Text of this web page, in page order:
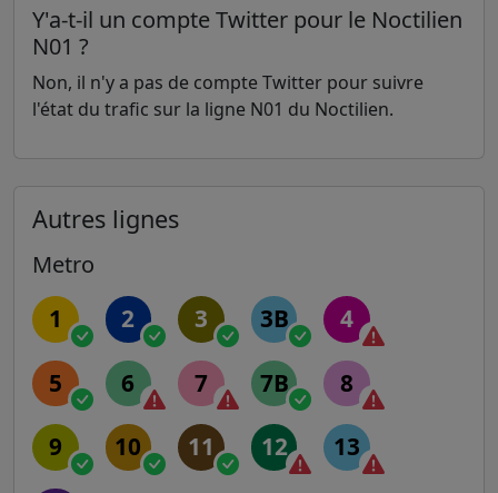
Y'a-t-il un compte Twitter pour le Noctilien
N01 ?
Non, il n'y a pas de compte Twitter pour suivre
l'état du trafic sur la ligne N01 du Noctilien.
Autres lignes
Metro
1 2 3 3B 4
5 6 7 7B 8
9 10 11 12 13